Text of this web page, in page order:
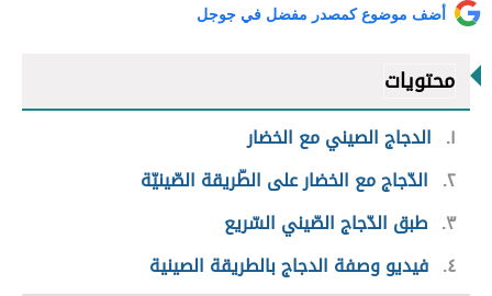
أضف موضوع كمصدر مفضل في جوجل
محتويات
١
الدجاج الصيني مع الخضار
٢ الدّجاج مع الخضار على الطّريقة الصّينيّة
٣ طبق الدّجاج الصّيني السّريع
٤ فيديو وصفة الدجاج بالطريقة الصينية